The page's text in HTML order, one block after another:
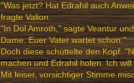
"Was jetzt? Hat Edrahil auch
fragte Valion.
"In Dol Amroth," sagte Veantur
Dame. Euer Vater wartet schon."
Doch diese schüttelte den Kopf.
machen und Edrahil holen. Ich
Mit leiser, vorsichtiger Stimme